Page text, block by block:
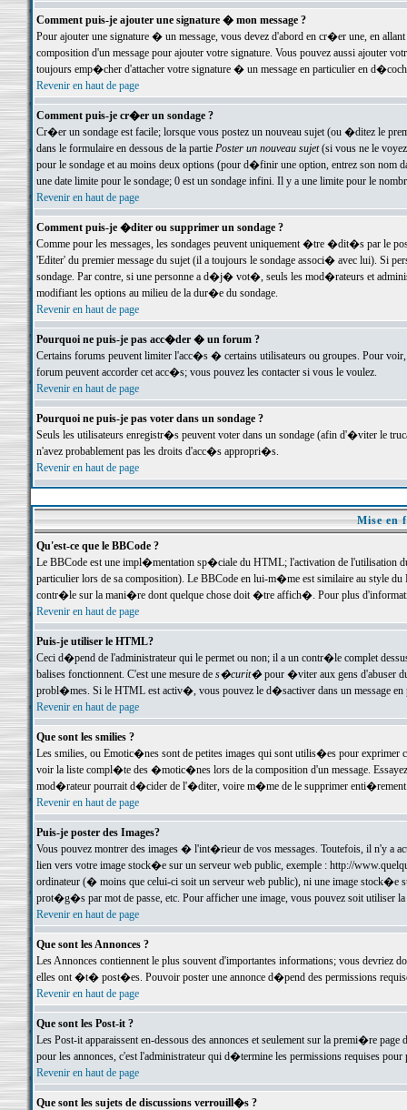
Comment puis-je ajouter une signature � mon message ?
Pour ajouter une signature � un message, vous devez d'abord en cr�er une, en
composition d'un message pour ajouter votre signature. Vous pouvez aussi ajouter
toujours emp�cher d'attacher votre signature � un message en particulier en
Revenir en haut de page
Comment puis-je cr�er un sondage ?
Cr�er un sondage est facile; lorsque vous postez un nouveau sujet (ou �ditez le
dans le formulaire en dessous de la partie Poster un nouveau sujet(si vous ne le voyez
pour le sondage et au moins deux options (pour d�finir une option, entrez son nom
une date limite pour le sondage; 0 est un sondage infini. Il y a une limite pour le
Revenir en haut de page
Comment puis-je �diter ou supprimer un sondage ?
Comme pour les messages, les sondages peuvent uniquement �tre �dit�s par le
'Editer' du premier message du sujet (il a toujours le sondage associ� avec lui). Si
sondage. Par contre, si une personne a d�j� vot�, seuls les mod�rateurs et
modifiant les options au milieu de la dur�e du sondage.
Revenir en haut de page
Pourquoi ne puis-je pas acc�der � un forum ?
Certains forums peuvent limiter l'acc�s � certains utilisateurs ou groupes. Pour
forum peuvent accorder cet acc�s; vous pouvez les contacter si vous le voulez.
Revenir en haut de page
Pourquoi ne puis-je pas voter dans un sondage ?
Seuls les utilisateurs enregistr�s peuvent voter dans un sondage (afin d'�viter le
n'avez probablement pas les droits d'acc�s appropri�s.
Revenir en haut de page
Mise en
Qu'est-ce que le BBCode ?
Le BBCode est une impl�mentation sp�ciale du HTML; l'activation de l'utilisation
particulier lors de sa composition). Le BBCode en lui-m�me est similaire au style
contr�le sur la mani�re dont quelque chose doit �tre affich�. Pour plus
Revenir en haut de page
Puis-je utiliser le HTML?
Ceci d�pend de l'administrateur qui le permet ou non; il a un contr�le complet
balises fonctionnent. C'est une mesure de s�curit�pour �viter aux gens d'abuser
probl�mes. Si le HTML est activ�, vous pouvez le d�sactiver dans un message en
Revenir en haut de page
Que sont les smilies ?
Les smilies, ou Emotic�nes sont de petites images qui sont utilis�es pour exprimer
voir la liste compl�te des �motic�nes lors de la composition d'un message.
mod�rateur pourrait d�cider de l'�diter, voire m�me de le supprimer
Revenir en haut de page
Puis-je poster des Images?
Vous pouvez montrer des images � l'int�rieur de vos messages. Toutefois, il n'y a
lien vers votre image stock�e sur un serveur web public, exemple : http://
ordinateur (� moins que celui-ci soit un serveur web public), ni une image stock�e
prot�g�s par mot de passe, etc. Pour afficher une image, vous pouvez soit
Revenir en haut de page
Que sont les Annonces ?
Les Annonces contiennent le plus souvent d'importantes informations; vous devriez
elles ont �t� post�es. Pouvoir poster une annonce d�pend des permissions
Revenir en haut de page
Que sont les Post-it ?
Les Post-it apparaissent en-dessous des annonces et seulement sur la premi�re
pour les annonces, c'est l'administrateur qui d�termine les permissions requises pour
Revenir en haut de page
Que sont les sujets de discussions verrouill�s ?